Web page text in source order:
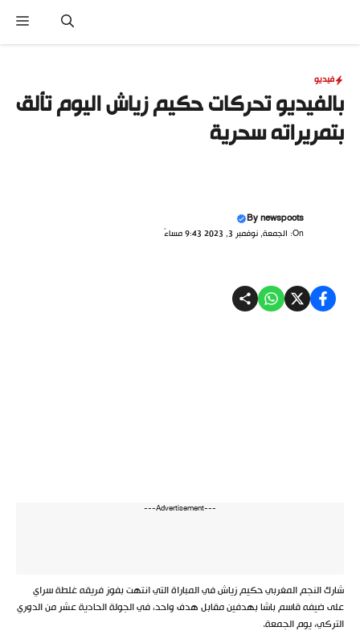
المحتوى
فيديو
بالفيديو تحركات حكيم زياش اليوم تألق
بتمريراته سحرية
Bynewspoots
On: الجمعة, نوفمبر 3, 2023 9:43 مساءً
---Advertisement---
شارك النجم المغربي حكيم زياش في المباراة التي انتهت بفوز فريقه غلطة سراي
على ضيفه قاسم باشا بهدفين مقابل هدف واحد، في الجولة الحادية عشر من الدوري
التركي، يوم الجمعة.